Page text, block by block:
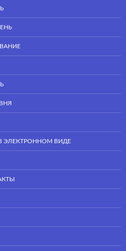
ЭЛЕКТРОННОМ ВИДЕ